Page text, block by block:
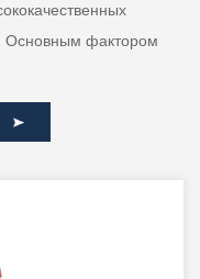
Основным фактором